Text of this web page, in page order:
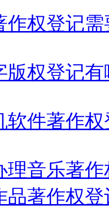
作权登记
版权登记
软件著作
理音乐著
品著作权